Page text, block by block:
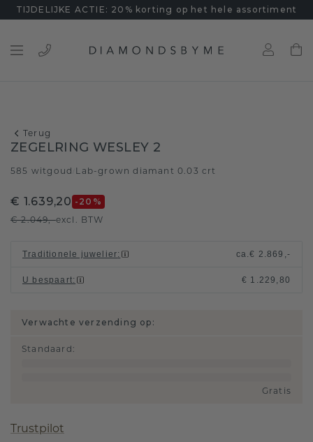
TIJDELIJKE ACTIE: 20% korting op het hele assortiment
Terug
ZEGELRING WESLEY 2
585 witgoud Lab-grown diamant 0.03 crt
€ 1.639,20 -20 %
€ 2.049,-excl. BTW
Traditionele juwelier: ca.€ 2.869,-
U bespaart: € 1.229,80
Verwachte verzending op:
Standaard :
Gratis
Trustpilot